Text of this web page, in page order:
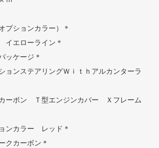
プションカラー）＊
イエローライン＊
ッケージ＊
ョンステアリングＷｉｔｈアルカンターラ
カーボン Ｔ型エンジンカバー Ｘフレーム
ンカラー レッド＊
クカーボン＊